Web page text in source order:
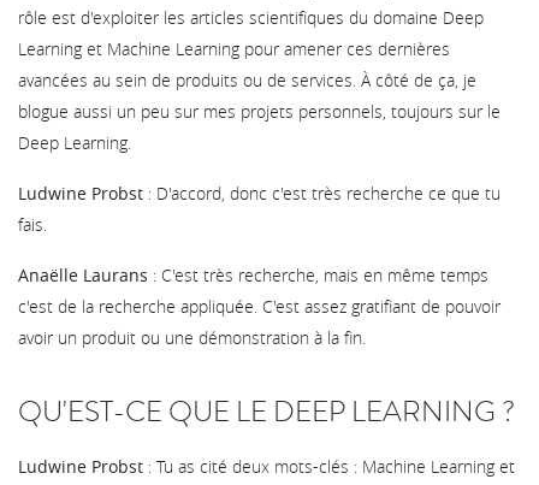
rôle est d'exploiter les articles scientifiques du domaine Deep
Learning et Machine Learning pour amener ces dernières
avancées au sein de produits ou de services. À côté de ça, je
blogue aussi un peu sur mes projets personnels, toujours sur le
Deep Learning.
Ludwine Probst : D'accord, donc c'est très recherche ce que tu
fais.
Anaëlle Laurans : C'est très recherche, mais en même temps
c'est de la recherche appliquée. C'est assez gratifiant de pouvoir
avoir un produit ou une démonstration à la fin.
QU'EST-CE QUE LE DEEP LEARNING ?
Ludwine Probst : Tu as cité deux mots-clés : Machine Learning et